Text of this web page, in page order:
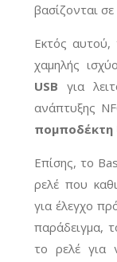
βασίζονται
Εκτός αυτού,
χαμηλής
USB για
ανάπτυξης
πομποδέκτη
Επίσης, το
ρελέ που
για έλεγχο
παράδειγμα,
το ρελέ για